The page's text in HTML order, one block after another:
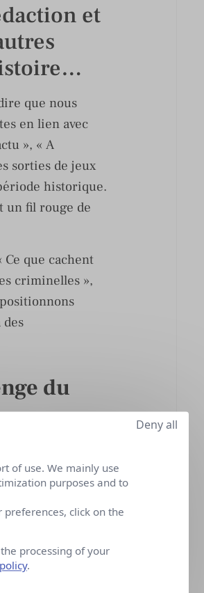
et
que nous
en lien avec
», « A
sorties de jeux
historique.
un fil rouge de
que cachent
criminelles »,
du
détourné les
à leurs
notre présence
la presse. Notre
l’arrivée d’une
of use. We mainly use
purposes and to
click on the
processing of your
.
Deny all